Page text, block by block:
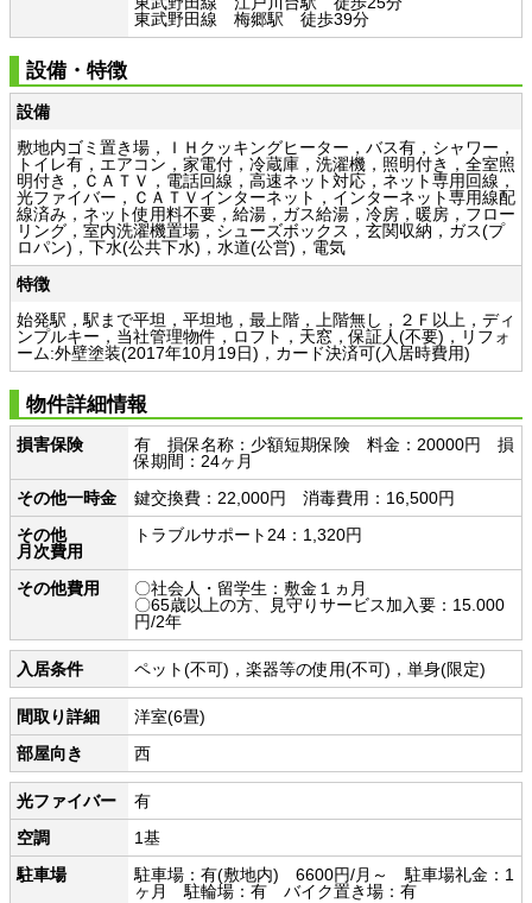
東武野田線 梅郷駅 徒歩39分
設備・特徴
設備
敷地内ゴミ置き場，ＩＨクッキングヒーター，バス有，シャワー，
トイレ有，エアコン，家電付，冷蔵庫，洗濯機，照明付き，全室照
明付き，ＣＡＴＶ，電話回線，高速ネット対応，ネット専用回線，
光ファイバー，ＣＡＴＶインターネット，インターネット専用線配
線済み，ネット使用料不要，給湯，ガス給湯，冷房，暖房，フロー
リング，室内洗濯機置場，シューズボックス，玄関収納，ガス(プ
ロパン)，下水(公共下水)，水道(公営)，電気
特徴
始発駅，駅まで平坦，平坦地，最上階，上階無し，２Ｆ以上，ディ
ンプルキー，当社管理物件，ロフト，天窓，保証人(不要)，リフォ
ーム:外壁塗装(2017年10月19日)，カード決済可(入居時費用)
物件詳細情報
損害保険
有 損保名称：少額短期保険 料金：20000円 損
保期間：24ヶ月
その他一時金
鍵交換費：22,000円 消毒費用：16,500円
その他
月次費用
トラブルサポート24：1,320円
その他費用
〇社会人・留学生：敷金１ヵ月
〇65歳以上の方、見守りサービス加入要：15.000
円/2年
入居条件 ペット(不可)，楽器等の使用(不可)，単身(限定)
間取り詳細
洋室(6畳)
部屋向き
西
光ファイバー
有
空調
1基
駐車場
駐車場：有(敷地内) 6600円/月～ 駐車場礼金：1
ヶ月 駐輪場：有 バイク置き場：有